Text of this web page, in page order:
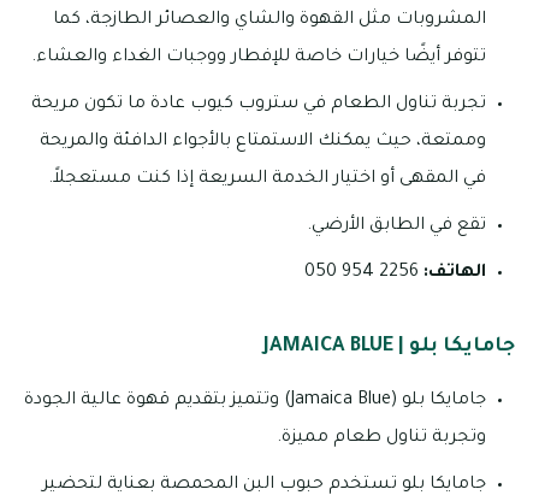
المشروبات مثل القهوة والشاي والعصائر الطازجة، كما
تتوفر أيضًا خيارات خاصة للإفطار ووجبات الغداء والعشاء.
تجربة تناول الطعام في ستروب كيوب عادة ما تكون مريحة
وممتعة، حيث يمكنك الاستمتاع بالأجواء الدافئة والمريحة
في المقهى أو اختيار الخدمة السريعة إذا كنت مستعجلاً.
تقع في الطابق الأرضي.
الهاتف:
جامايكا بلو | JAMAICA BLUE
جامايكا بلو (Jamaica Blue) وتتميز بتقديم قهوة عالية الجودة
وتجربة تناول طعام مميزة.
جامايكا بلو تستخدم حبوب البن المحمصة بعناية لتحضير